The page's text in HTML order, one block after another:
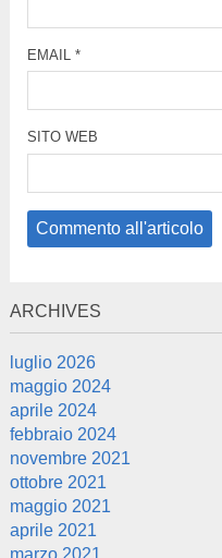
EMAIL *
SITO WEB
ARCHIVES
luglio 2026
maggio 2024
aprile 2024
febbraio 2024
novembre 2021
ottobre 2021
maggio 2021
aprile 2021
marzo 2021